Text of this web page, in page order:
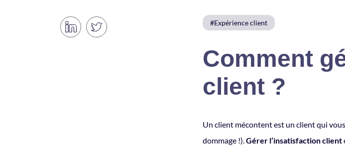
#Expérience client
Comment
client ?
Un client mécontent est un client qui
dommage !).Gérer l’insatisfaction client